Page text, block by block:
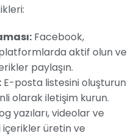
Facebook,
aktif olun ve
paylaşın.
E-posta listesini oluşturun
olarak iletişim kurun.
yazıları, videolar ve
üretin ve